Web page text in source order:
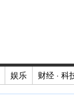
娱乐 财经 · 科